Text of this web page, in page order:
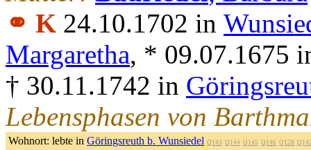
⚭ K 24.10.1702 in
Margaretha, * 09.07.1675
† 30.11.1742 in
Lebensphasen von
Wohnort: lebte in Göringsreuth b. Wunsiedel Q143 Q144 Q145 Q146 Q128